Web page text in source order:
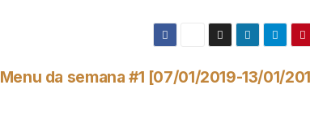
Menu da semana #1 [07/01/2019-13/01/